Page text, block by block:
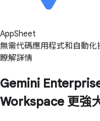
AppSheet
無需代碼應用程式和自動化
瞭解詳情
Gemini
Workspace 更強